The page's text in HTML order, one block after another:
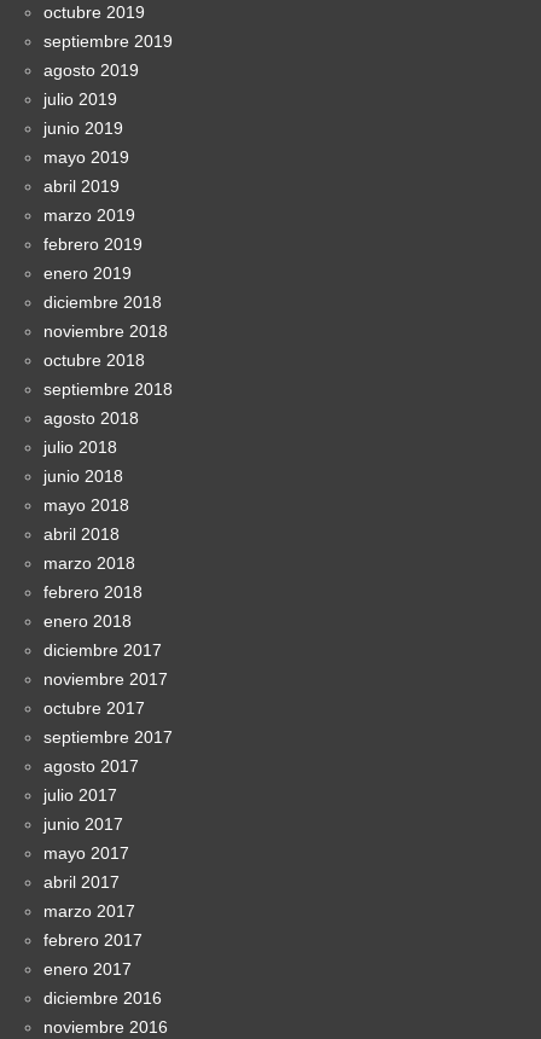
octubre 2019
septiembre 2019
agosto 2019
julio 2019
junio 2019
mayo 2019
abril 2019
marzo 2019
febrero 2019
enero 2019
diciembre 2018
noviembre 2018
octubre 2018
septiembre 2018
agosto 2018
julio 2018
junio 2018
mayo 2018
abril 2018
marzo 2018
febrero 2018
enero 2018
diciembre 2017
noviembre 2017
octubre 2017
septiembre 2017
agosto 2017
julio 2017
junio 2017
mayo 2017
abril 2017
marzo 2017
febrero 2017
enero 2017
diciembre 2016
noviembre 2016